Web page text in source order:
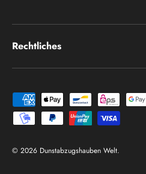
Rechtliches
Zahlungsmethoden
© 2026 Dunstabzugshauben Welt.